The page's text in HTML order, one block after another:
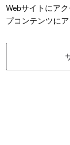
Webサイトにア
プコンテンツに